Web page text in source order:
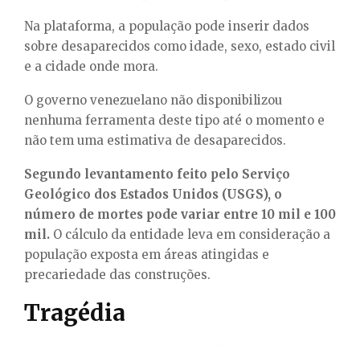
Na plataforma, a população pode inserir dados
sobre desaparecidos como idade, sexo, estado civil
e a cidade onde mora.
O governo venezuelano não disponibilizou
nenhuma ferramenta deste tipo até o momento e
não tem uma estimativa de desaparecidos.
Segundo levantamento feito pelo Serviço
Geológico dos Estados Unidos (USGS), o
número de mortes pode variar entre 10 mil e 100
mil. O cálculo da entidade leva em consideração a
população exposta em áreas atingidas e
precariedade das construções.
Tragédia